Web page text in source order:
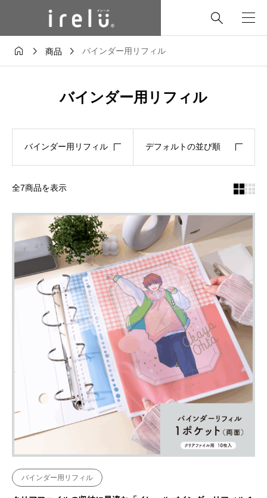

  商品  バインダー用リフィル
バインダー用リフィル
全7商品を表示
バインダー用リフィル デフォルトの並び順

バインダー用リフィル